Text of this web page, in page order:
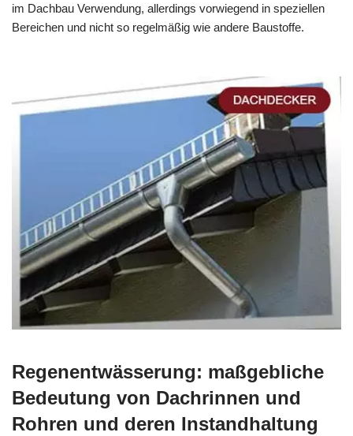
im Dachbau Verwendung, allerdings vorwiegend in speziellen
Bereichen und nicht so regelmäßig wie andere Baustoffe.
Regenentwässerung: maßgebliche
Bedeutung von Dachrinnen und
Rohren und deren Instandhaltung